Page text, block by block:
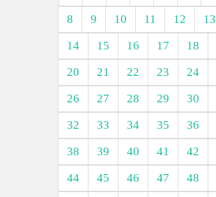
8
9 10 11 12
13
14
15 16 17 18
20
21 22 23 24
26
27 28 29 30
32
33 34 35 36
38
39 40 41 42
44
45 46 47 48